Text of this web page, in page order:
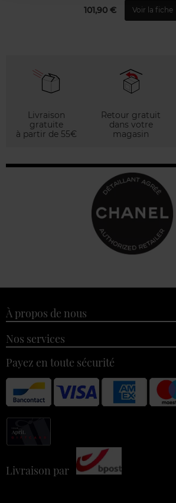
101,90 € Voir la fiche
Livraison
gratuite
à partir de 55€
Retour gratuit
dans votre
magasin
À propos de nous
Nos services
Payez en toute sécurité
Livraison par